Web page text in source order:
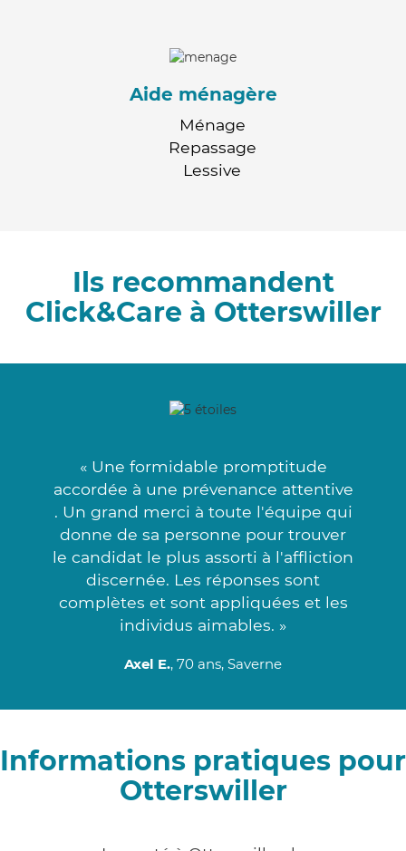
Aide ménagère
Ménage
Repassage
Lessive
Ils recommandent
Click&Care à Otterswiller
« Une formidable promptitude
accordée à une prévenance attentive
. Un grand merci à toute l'équipe qui
donne de sa personne pour trouver
le candidat le plus assorti à l'affliction
discernée. Les réponses sont
complètes et sont appliquées et les
individus aimables. »
Axel E., 70 ans, Saverne
Informations pratiques pour
Otterswiller